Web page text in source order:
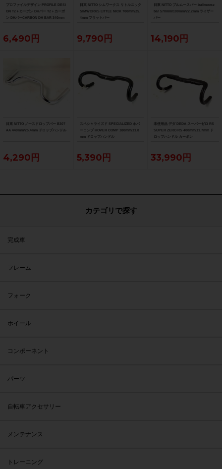
プロファイルデザイン PROFILE DESI
GN T2＋カーボン DHバー T2＋カーボ
ン DHバーCARBON DH BAR 340mm
6,490円
日東 NITTO シムワークス リトルニック
SIMWORKS LITTLE NICK 700mm/25.
4mm フラットバー
9,790円
日東 NITTO ブルムースバー bullmoose
bar 570mm/100mm/22.2mm ライザー
バー
14,190円
日東 NITTO ノースドロップバー B307
AA 440mm/25.4mm ドロップハンドル
4,290円
スペシャライズド SPECIALIZED ホバ
ーコンプ HOVER COMP 380mm/31.8
mm ドロップハンドル
5,390円
未使用品 デダ DEDA スーパーゼロ RS
SUPER ZERO RS 400mm/31.7mm ド
ロップハンドル カーボン
33,990円
カテゴリで探す
完成車
フレーム
フォーク
ホイール
コンポーネント
パーツ
自転車アクセサリー
メンテナンス
トレーニング